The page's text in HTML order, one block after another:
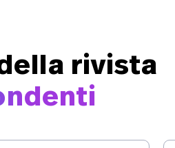
rivista